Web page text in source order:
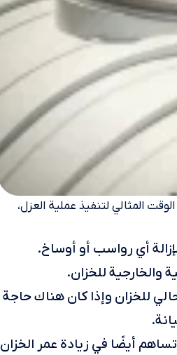
المثالي لتنفيذ عملية العزل،
أي رواسب أو أوساخ.
والخارجية للخزان.
للخزان وإذا كان هناك حاجة
أيضًا في زيادة عمر الخزان